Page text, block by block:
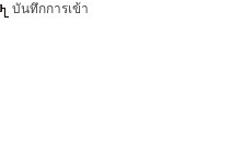
บันทึกการเข้า